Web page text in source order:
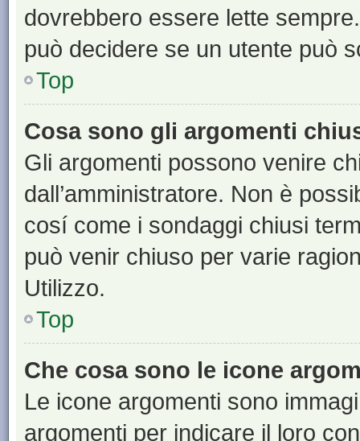
dovrebbero essere lette
può decidere se un utente può
Top
Cosa sono gli argomenti
Gli argomenti possono venire
dall’amministratore. Non è
cosí come i sondaggi chiusi
può venir chiuso per varie
Utilizzo.
Top
Che cosa sono le icone
Le icone argomenti sono
argomenti per indicare il loro